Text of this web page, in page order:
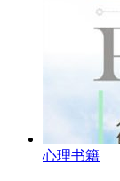
心理书籍